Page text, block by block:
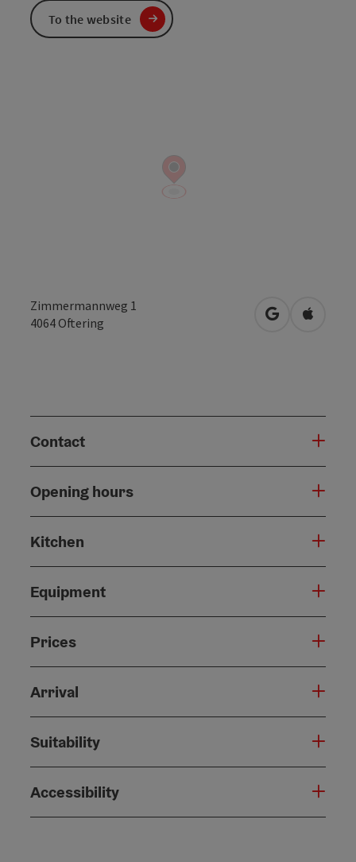
Zimmermannweg 1
4064Oftering open inOpen in
Contact
Opening hours
Kitchen
Equipment
Prices
Arrival
Suitability
Accessibility
To the website